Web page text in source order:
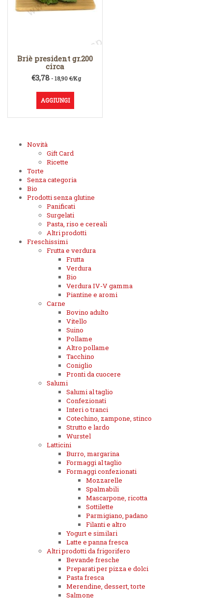
Briè president gr.200
circa
€3,78 - 18,90 €/Kg
AGGIUNGI
Novità
Gift Card
Ricette
Torte
Senza categoria
Bio
Prodotti senza glutine
Panificati
Surgelati
Pasta, riso e cereali
Altri prodotti
Freschissimi
Frutta e verdura
Frutta
Verdura
Bio
Verdura IV-V gamma
Piantine e aromi
Carne
Bovino adulto
Vitello
Suino
Pollame
Altro pollame
Tacchino
Coniglio
Pronti da cuocere
Salumi
Salumi al taglio
Confezionati
Interi o tranci
Cotechino, zampone, stinco
Strutto e lardo
Wurstel
Latticini
Burro, margarina
Formaggi al taglio
Formaggi confezionati
Mozzarelle
Spalmabili
Mascarpone, ricotta
Sottilette
Parmigiano, padano
Filanti e altro
Yogurt e similari
Latte e panna fresca
Altri prodotti da frigorifero
Bevande fresche
Preparati per pizza e dolci
Pasta fresca
Merendine, dessert, torte
Salmone